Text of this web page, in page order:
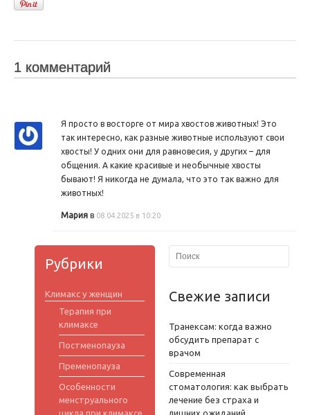
1 комментарий
Я просто в восторге от мира хвостов животных! Это
так интересно, как разные животные используют свои
хвосты! У одних они для равновесия, у других – для
общения. А какие красивые и необычные хвосты
бывают! Я никогда не думала, что это так важно для
животных!
Мария в 08.04.2025 в 10:20
Рубрики
Климакс у женщин
Терапия при
климаксе
Постменопауза
Пременопауза
Особенности
менструального
цикла при климаксе
Свежие записи
Транексам: когда важно
обсудить препарат с
врачом
Современная
стоматология: как выбрать
лечение без страха и
лишних ожиданий